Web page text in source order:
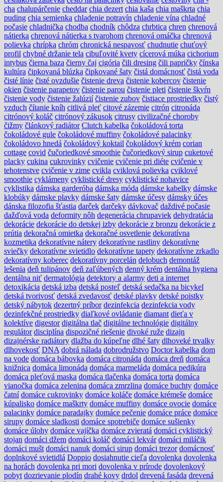
cha chalupárčenie cheddar chia dezert chia kaša chia maškrta chia
puding chia semienka chladenie potravín chladenie vína chladné
počasie chladnička chodba chodník chôdza chrbtica chren chrenová
nátierka chrenová nátierka s tvarohom chrenová omáčka chrenová
polievka chrípka chróm chronická nespavosť chudnutie chuťový
profil chybné držanie tela cibuľovité kvety cícerová múka cichorium
intybus čierna baza čierny čaj cigória čili dresing čili papričky čínska
kultúra čipkovaná blúzka čipkované šaty čistá domácnosť čistá voda
čisté línie čisté ovzdušie čistenie dreva čistenie kobercov čistenie
okien čistenie parapetov čistenie parou čistenie pleti čistenie škvŕn
čistenie vody čistenie žalúzií čistenie zubov čistiace prostriedky čistý
vzduch čítanie kníh citlivá pleť citové zázemie citrón citronáda
citrónový koláč citrónový zákusok citrusy civilizačné choroby
čižmy článkový radiátor Clutch kabelka čokoládová torta
čokoládové gule čokoládové muffiny čokoládové palacinky
čokoládovo hnedá čokoládový koktail čokoládový krém corian
cottage covid čučoriedkové smoothie čučoriedkový sirup cuketové
placky cukina cukrovinky cvičenie cvičenie pri diéte cvičenie v
tehotenstve cvičenie v zime cvikla cviklová polievka cviklové
smoothie cyklámeny cyklistické dresy cyklistické nohavice
cyklistika dámska garderóba dámska móda dámske kabelky dámske
klobúky dámske plavky dámske šaty dámske účesy dámsky účes
dánska filozofia šťastia darček darčeky dávkovač daždivé počasie
dažďová voda deformity nôh degenerácia chrupaviek dehydratácia
dekorácie dekorácie do detskej izby dekorácie z bronzu dekorácie z
prútia dekoračná omietka dekoračné osvetlenie dekoratívna
kozmetika dekoratívne nátery dekoratívne rastliny dekoratívne
sviečky dekoratívne svietidlo dekoratívne tapety dekoratívne zrkadlo
dekoratívny koberec dekoratívny porcelán delobuch demontáž
lešenia deň tulipánov deň zaľúbených denný krém dentálna hygiena
dentálna niť dermatológia detektory a alarmy deti a internet
detoxikácia detská izba detská posteľ detská sedačka na bicykel
detská tvorivosť detská zvedavosť detské plavky detské poistky
detský nábytok dezertný príbor dezinfekcia dezinfekcia vody
dezinfekčné prostriedky diaľkové ovládanie diamant dieťa v
kolektíve digestor digitálna tlač digitálne technológie digitálny
regulátor disciplína dispozičné riešenie divoké ruže dizajn
dizajnérske radiátory dlažba do kúpeľne dlhé šaty dlhoveké trvalky
dlhovekosť DNA dobrá nálada dobrodružstvo Doctor kabelka dom
na vode domáca bábovka domáca citronáda domáca dreň domáca
knižnica domáca limonáda domáca marmeláda domáca pedikúra
domáca pleťová maska domáca tlačenka domáca torta domáca
vianočka domáca zelenina domáca zmrzlina domáce buchty domáce
čatní domáce cukrovinky domáce koláče domáce krémeše domáce
kúpalisko domáce maškrty domáce muffiny domáce ovocie domáce
palacinky domáce paradajky domáce pečenie domáce práce domáce
sirupy domáce sladkosti domáce spotrebiče domáce sušienky
domáce úlohy domáce vajíčka domáce zvieratá domáci cyklistický
stojan domáci džem domáci koláč domáci lekvár domáci miláčik
domáci mušt domáci nanuk domáci sirup domáci trezor domácnosť
doplnkové svietidlá Doppio dosiahnutie cieľa dovolenka dovolenka
na horách dovolenka pri mori dovolenka v prírode dovolenkový
pobyt dozrievanie plodín drahé kovy drdol drevená fasáda drevená